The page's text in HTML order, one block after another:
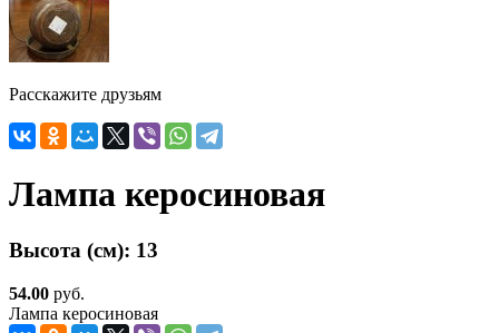
Расскажите друзьям
Лампа керосиновая
Высота (см): 13
54.00 руб.
Лампа керосиновая